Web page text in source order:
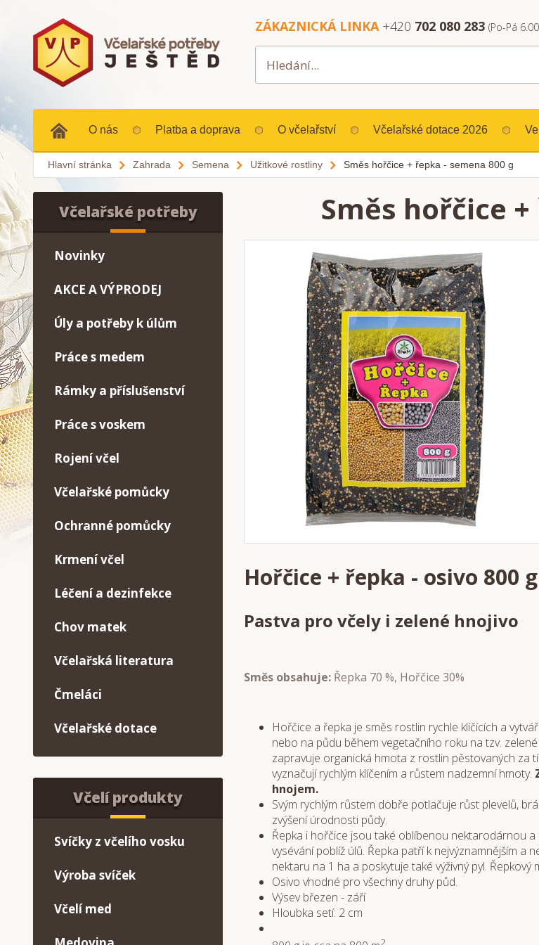
ZÁKAZNICKÁ LINKA +420 702 080 283 (Po-Pá
O nás Platba a doprava O včelařství Včelařské dotace 2026
Hlavní stránka Zahrada Semena Užitkové rostliny Směs hořčice + řepka - semena 800 g
Směs hořčice
Hořčice + řepka - osivo 800
Pastva pro včely i zelené hnojivo
Směs obsahuje: Řepka 70 %, Hořčice 30%
Hořčice a řepka je směs rostlin rychle klíčících a
nebo na půdu během vegetačního roku na tzv.
zapravuje organická hmota z rostlin pěstovaných za
vyznačují rychlým klíčením a růstem nadzemní hmoty.
hnojem.
Svým rychlým růstem dobře potlačuje růst plevelů,
zvýšení úrodnosti půdy.
Řepka i hořčice jsou také oblíbenou nektarodárnou
vysévání poblíž úlů. Řepka patří k nejvýznamnějším a
nektaru na 1 ha a poskytuje také výživný pyl.
Osivo vhodné pro všechny druhy půd.
Výsev březen - září
Hloubka setí: 2 cm
2
Včelařské potřeby
Novinky
AKCE A VÝPRODEJ
Úly a potřeby k úlům
Práce s medem
Rámky a příslušenství
Práce s voskem
Rojení včel
Včelařské pomůcky
Ochranné pomůcky
Krmení včel
Léčení a dezinfekce
Chov matek
Včelařská literatura
Čmeláci
Včelařské dotace
Včelí produkty
Svíčky z včelího vosku
Výroba svíček
Včelí med